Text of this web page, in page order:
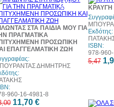
10%
έκπτωση
ΣΤΑ ΠΑΙΔΙΑ ΜΟΥ ΓΙΑ
ΠΡΑΓΜΑΤΙΚΑ
ΠΡΟΣΩΠΙΚΗ
ΕΠΑΓΓΕΛΜΑΤΙΚΗ ΖΩΗ
ΔΗΜΗΤΡΗΣ
960-16-4981-8
11,70 €
ΚΡΑΥΓΗ
Εκδότης:
ISBN:
978-
5,47